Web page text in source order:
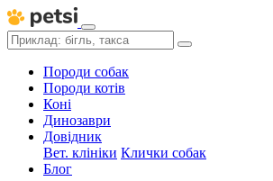
Породи собак
Породи котів
Коні
Динозаври
Довідник
Вет. клініки Клички собак
Блог